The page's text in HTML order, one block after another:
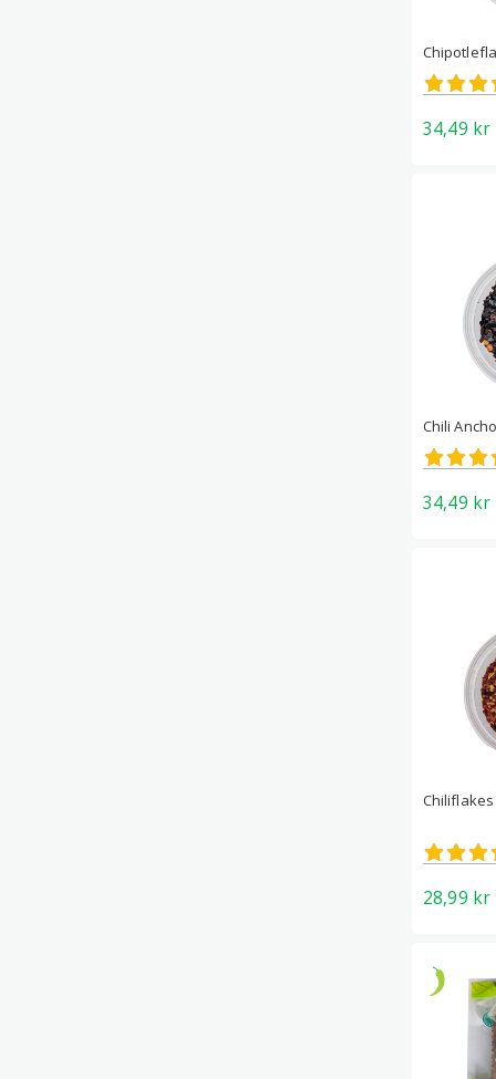
4.67
av 5
34,49 kr
Chili
4.43
av 5
34,49 kr
Chiliflakes
4.75
av 5
28,99 kr